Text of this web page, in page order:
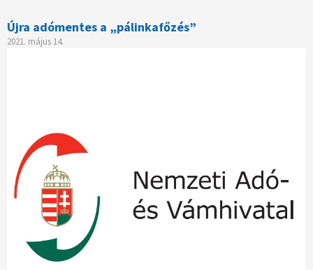
Újra adómentes a „pálinkafőzés”
2021. május 14.